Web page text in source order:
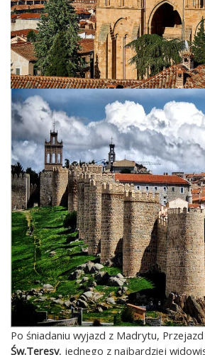
Po śniadaniu wyjazd z Madrytu,
Św.Teresy, jednego z najbardziej